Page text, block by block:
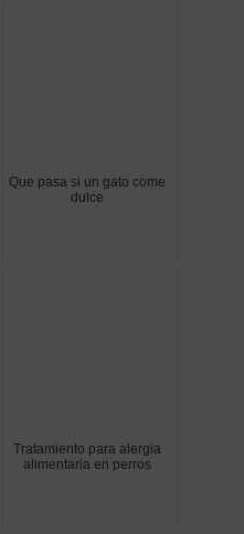
Que pasa si un gato come
dulce
Tratamiento para alergia
alimentaria en perros